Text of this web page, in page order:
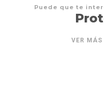
Puede que te
VER MÁS